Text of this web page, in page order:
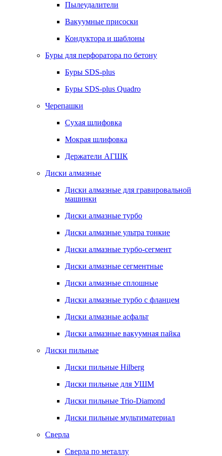
Пылеудалители
Вакуумные присоски
Кондуктора и шаблоны
Буры для перфоратора по бетону
Буры SDS-plus
Буры SDS-plus Quadro
Черепашки
Сухая шлифовка
Мокрая шлифовка
Держатели АГШК
Диски алмазные
Диски алмазные для гравировальной
машинки
Диски алмазные турбо
Диски алмазные ультра тонкие
Диски алмазные турбо-сегмент
Диски алмазные сегментные
Диски алмазные сплошные
Диски алмазные турбо с фланцем
Диски алмазные асфальт
Диски алмазные вакуумная пайка
Диски пильные
Диски пильные Hilberg
Диски пильные для УШМ
Диски пильные Trio-Diamond
Диски пильные мультиматериал
Сверла
Сверла по металлу